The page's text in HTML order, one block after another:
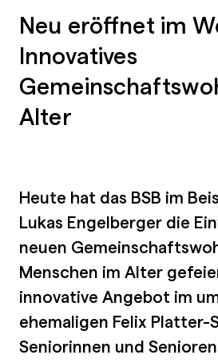
Neu eröffnet im
Innovatives
Alter
Heute hat das BSB im
Lukas Engelberger die
neuen
Menschen im Alter
innovative Angebot im
ehemaligen Felix
Seniorinnen und